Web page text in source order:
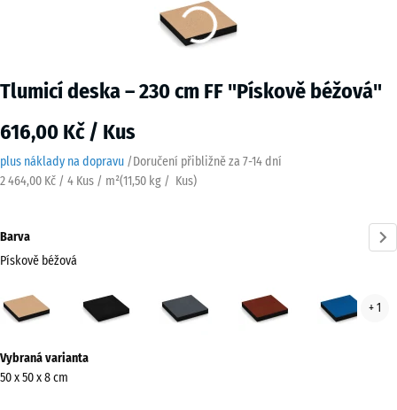
Tlumicí deska – 230 cm FF "Pískově béžová"
616,00 Kč / Kus
plus náklady na dopravu /Doručení přibližně za 7-14 dní
2 464,00 Kč / 4 Kus / m²(11,50 kg / Kus)
Barva
Pískově béžová
béžová
Břidlicová
červená
+ 1
informací
o
Vybraná varianta
50 x 50 x 8 cm